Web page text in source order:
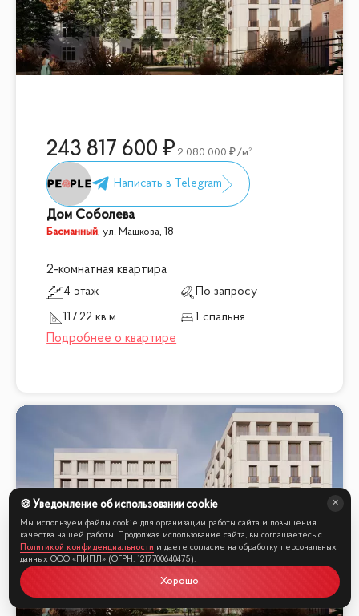
243 817 600 2 080 000 /м²
Дом Соболева
Басманный,ул. Машкова, 18
2-комнатная квартира
4 этаж
По запросу
117.22 кв.м
1 спальня
🍪 Уведомление об использовании cookie
Мы используем файлы cookie для организации работы сайта и повышения
качества нашей работы. Продолжая использование сайта, вы соглашаетесь с
Политикой конфиденциальности и даете согласие на обработку персональных
данных ООО «ПИПЛ» (ОГРН: 1217700640475).
Хорошо